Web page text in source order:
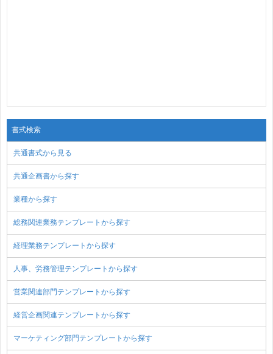
書式検索
共通書式から見る
共通企画書から探す
業種から探す
総務関連業務テンプレートから探す
経理業務テンプレートから探す
人事、労務管理テンプレートから探す
営業関連部門テンプレートから探す
経営企画関連テンプレートから探す
マーケティング部門テンプレートから探す